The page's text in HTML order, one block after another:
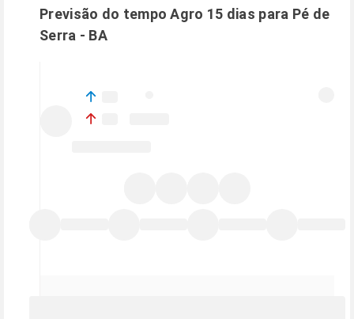
Previsão do tempo Agro 15 dias para Pé de
Serra - BA